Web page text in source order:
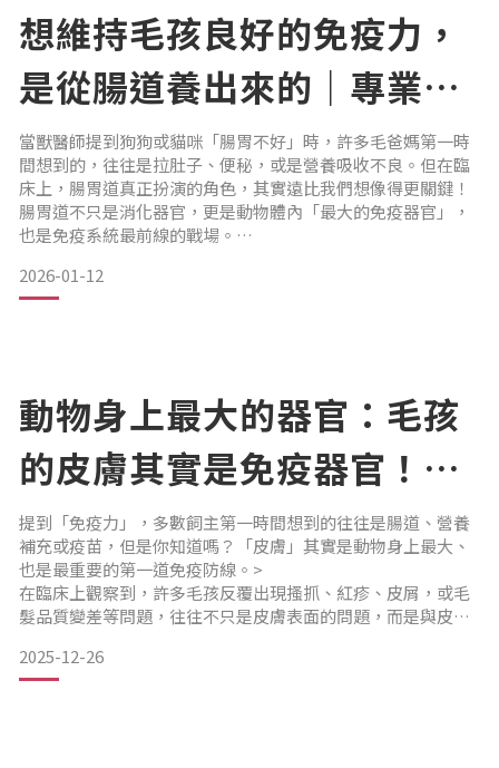
從日常行為，
想維持毛孩良好的免疫力，
是從腸道養出來的｜專業獸
醫—林孟潔
當獸醫師提到狗狗或貓咪「腸胃不好」時，許多毛爸媽第一時
間想到的，往往是拉肚子、便秘，或是營養吸收不良。但在臨
床上，腸胃道真正扮演的角色，其實遠比我們想像得更關鍵！
腸胃道不只是消化器官，更是動物體內「最大的免疫器官」，
也是免疫系統最前線的戰場。
為什麼腸道是免疫的第一道防線？
和心臟、腎臟這些被包覆在體內的器官不同，腸道的兩端會與
「哪些需
2026-01-12
動物身上最大的器官：毛孩
的皮膚其實是免疫器官！｜
專業獸醫—林孟潔
提到「免疫力」，多數飼主第一時間想到的往往是腸道、營養
補充或疫苗，但是你知道嗎？「皮膚」其實是動物身上最大、
也是最重要的第一道免疫防線。>
在臨床上觀察到，許多毛孩反覆出現搔抓、紅疹、皮屑，或毛
髮品質變差等問題，往往不只是皮膚表面的問題，而是與皮膚
是一座正在運作的防禦堡壘
寵博健康動物醫院的林孟潔獸醫師表示，可以把健康的皮膚想
2025-12-26